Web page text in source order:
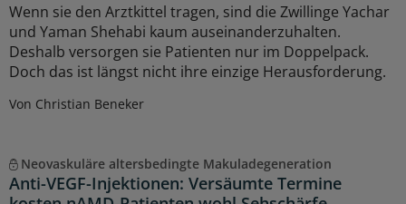
Wenn sie den Arztkittel tragen, sind die Zwillinge Yachar
und Yaman Shehabi kaum auseinanderzuhalten.
Deshalb versorgen sie Patienten nur im Doppelpack.
Doch das ist längst nicht ihre einzige Herausforderung.
Von Christian Beneker
Neovaskuläre altersbedingte Makuladegeneration
Anti-VEGF-Injektionen: Versäumte Termine